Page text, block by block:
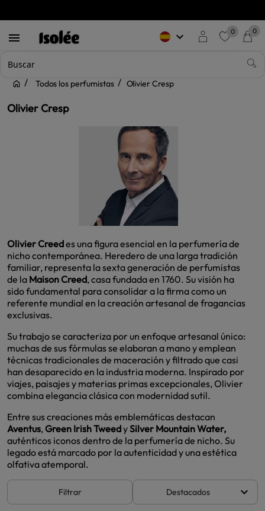
 keyboard_arrow_down 0 0
Todos los perfumistas Olivier Cresp
Olivier Cresp
Olivier Creedes una figura esencial en la perfumería de
nicho contemporánea. Heredero de una larga tradición
familiar, representa la sexta generación de perfumistas
de la Maison Creed, casa fundada en 1760. Su visión ha
sido fundamental para consolidar a la firma como un
referente mundial en la creación artesanal de fragancias
exclusivas.
Su trabajo se caracteriza por un enfoque artesanal único:
muchas de sus fórmulas se elaboran a mano y emplean
técnicas tradicionales de maceración y filtrado que casi
han desaparecido en la industria moderna. Inspirado por
viajes, paisajes y materias primas excepcionales, Olivier
combina elegancia clásica con modernidad sutil.
Entre sus creaciones más emblemáticas destacan
Aventus,Green Irish TweedySilver Mountain Water,
auténticos iconos dentro de la perfumería de nicho. Su
legado está marcado por la autenticidad y una estética
olfativa atemporal.
Filtrar Destacados keyboard_arrow_down